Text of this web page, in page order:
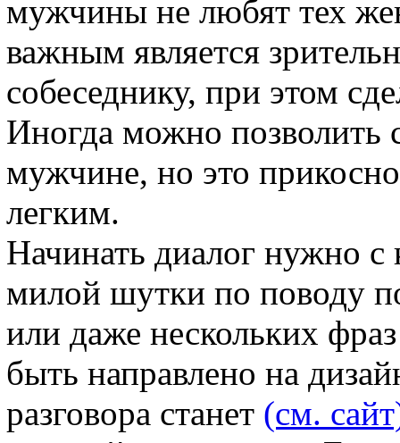
мужчины не любят тех
важным является
собеседнику, при этом
Иногда можно позволить
мужчине, но это
легким.
Начинать диалог нужно
милой шутки по поводу
или даже нескольких
быть направлено на
разговора станет (см.